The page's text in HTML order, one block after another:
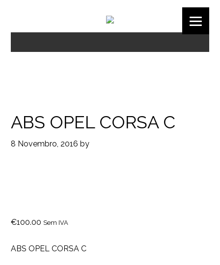
ABS OPEL CORSA C
8 Novembro, 2016 by
€100.00 Sem IVA
ABS OPEL CORSA C